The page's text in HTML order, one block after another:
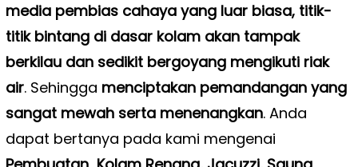
media pembias cahaya yang luar biasa, titik-
titik bintang di dasar kolam akan tampak
berkilau dan sedikit bergoyang mengikuti riak
air. Sehingga menciptakan pemandangan yang
sangat mewah serta menenangkan. Anda
dapat bertanya pada kami mengenai